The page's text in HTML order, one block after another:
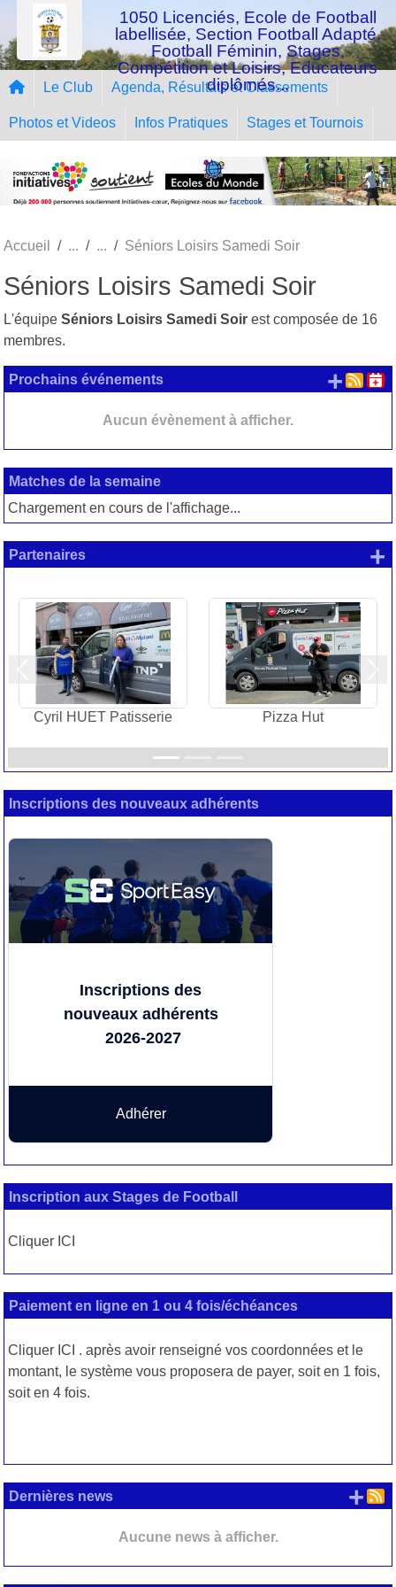
1050 Licenciés, Ecole de Football
labellisée, Section Football Adapté,
Football Féminin, Stages,
Compétition et Loisirs, Educateurs
diplômés...
Le Club Agenda, Résultats et Classements
Photos et Videos Infos Pratiques Stages et Tournois
Accueil Séniors Loisirs Samedi Soir
Séniors Loisirs Samedi Soir
L'équipe Séniors Loisirs Samedi Soir est composée de 16
membres.
Prochains événements
Aucun évènement à afficher.
+
Matches de la semaine
Chargement en cours de l'affichage...
Partenaires
Cyril HUET Patisserie Pizza Hut
Précedent
+
Inscriptions des nouveaux adhérents
Inscriptions des
nouveaux adhérents
2026-2027
Adhérer
Inscription aux Stages de Football
Cliquer ICI
Paiement en ligne en 1 ou 4 fois/échéances
Cliquer ICI . après avoir renseigné vos coordonnées et le
montant, le système vous proposera de payer, soit en 1 fois,
soit en 4 fois.
Dernières news
Aucune news à afficher.
+
Panneau de gestion des cookies